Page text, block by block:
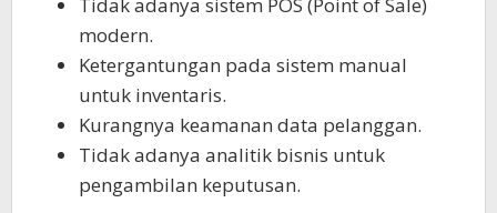
modern.
Ketergantungan pada sistem manual
untuk inventaris.
Kurangnya keamanan data pelanggan.
Tidak adanya analitik bisnis untuk
pengambilan keputusan.